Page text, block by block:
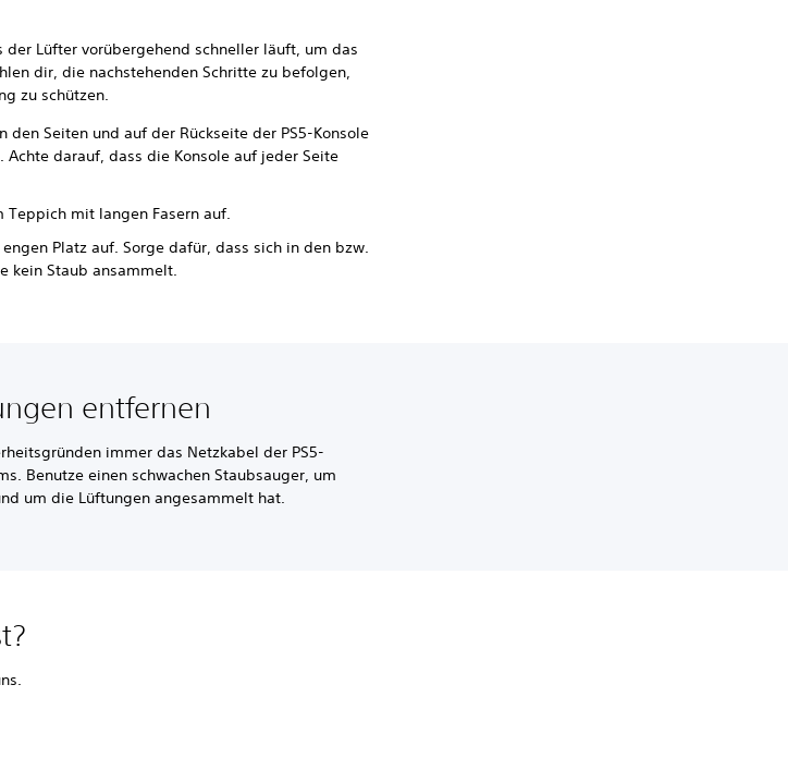
Lüfter vorübergehend schneller läuft, um das
dir, die nachstehenden Schritte zu befolgen,
zu schützen.
den Seiten und auf der Rückseite der PS5-Konsole
darauf, dass die Konsole auf jeder Seite
mit langen Fasern auf.
Platz auf. Sorge dafür, dass sich in den bzw.
kein Staub ansammelt.
entfernen
immer das Netzkabel der PS5-
Benutze einen schwachen Staubsauger, um
um die Lüftungen angesammelt hat.